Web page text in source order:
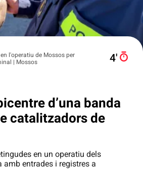
l'operatiu de Mossos per
| Mossos
4′
d’una banda
catalitzadors de
en un operatiu dels
amb entrades i registres a